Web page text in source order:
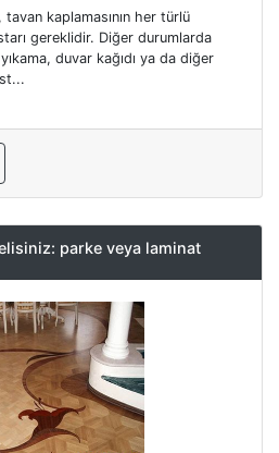
kaplamasının her türlü
gereklidir. Diğer durumlarda
duvar kağıdı ya da diğer
parke veya laminat